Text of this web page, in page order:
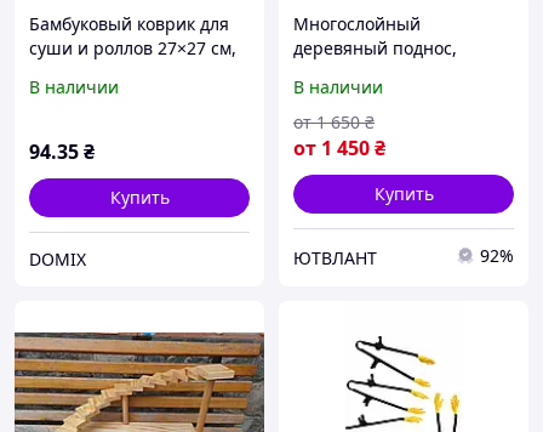
Бамбуковый коврик для
суши и роллов 27×27 см,
приготовления и подачи
В наличии
94.35₴
Купить
DOMIX
Многослойный
деревяный поднос,
десертов, Деревянная
стойка для сырной
нарезки
В наличии
от 1 450₴
от 1 650 ₴
Купить
ЮТВЛАНТ 92%